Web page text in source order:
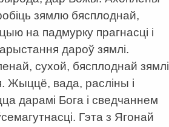
зямлю бясплоднай,
на падмурку прагнасці і
дароў зямлі.
сухой, бясплоднай зямлі
Жыццё, вада, расліны і
дарамі Бога і сведчаннем
Гэта з Ягонай